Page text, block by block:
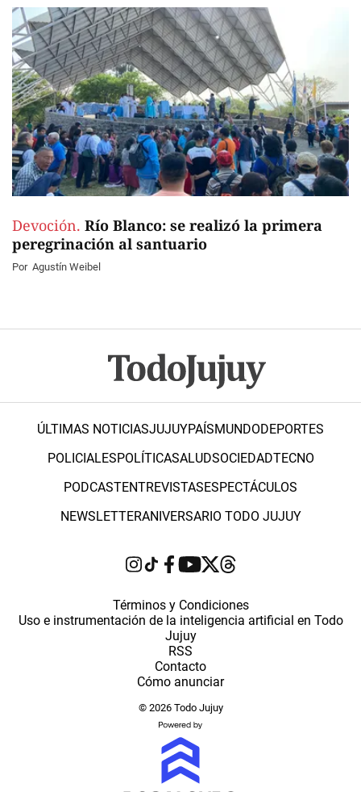
Devoción. Río Blanco: se realizó la primera
peregrinación al santuario
Por Agustín Weibel
ÚLTIMAS NOTICIASJUJUYPAÍSMUNDODEPORTES
POLICIALESPOLÍTICASALUDSOCIEDADTECNO
PODCASTENTREVISTASESPECTÁCULOS
NEWSLETTERANIVERSARIO TODO JUJUY
Términos y Condiciones
Uso e instrumentación de la inteligencia artificial en Todo
Jujuy
RSS
Contacto
Cómo anunciar
© 2026 Todo Jujuy